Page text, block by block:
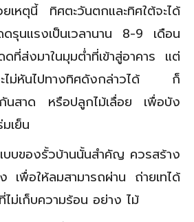
หตุนี้ ทิศตะวันตกและทิศใต้จะได้
รุนแรงเป็นเวลานาน 8-9 เดือน
ส่งมาในมุมต่ำที่เข้าสู่อาคาร แต่
ะไม่หันไปทางทิศดังกล่าวได้ ก็
กันสาด หรือปลูกไม้เลื่อย เพื่อบัง
เย็น
บบของรั้วบ้านนั้นสำคัญ ควรสร้าง
เพื่อให้ลมสามารถผ่าน ถ่ายเทได้
ไม่เก็บความร้อน อย่าง ไม้